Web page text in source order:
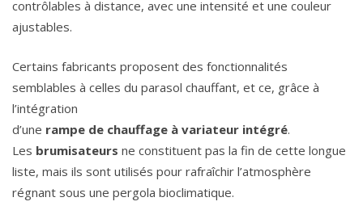
contrôlables à distance, avec une intensité et une couleur
ajustables.
Certains fabricants proposent des fonctionnalités
semblables à celles du parasol chauffant, et ce, grâce à
l’intégration
d’une rampe de chauffage à variateur intégré.
Les brumisateurs ne constituent pas la fin de cette longue
liste, mais ils sont utilisés pour rafraîchir l’atmosphère
régnant sous une pergola bioclimatique.